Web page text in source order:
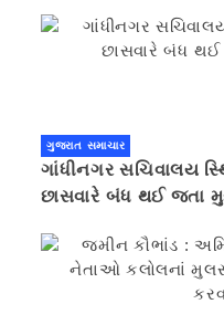
ગુજરાત સમાચાર
ગાંધીનગર સચિવાલય
છાસવારે બંધ થઈ જતા